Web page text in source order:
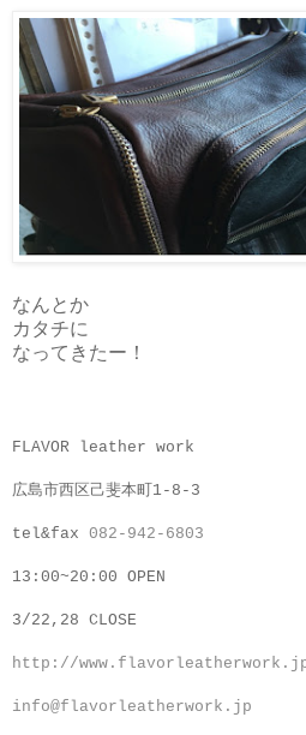
なんとか
カタチに
なってきたー！
FLAVOR leather work
広島市西区己斐本町1-8-3
tel&fax 082-942-6803
13:00~20:00 OPEN
3/22,28 CLOSE
http://
info@flavorleatherwork.jp